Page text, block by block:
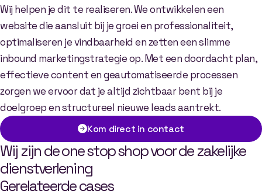
Wij helpen je dit te realiseren. We ontwikkelen een
website die aansluit bij je groei en professionaliteit,
optimaliseren je vindbaarheid en zetten een slimme
inbound marketingstrategie op. Met een doordacht plan,
effectieve content en geautomatiseerde processen
zorgen we ervoor dat je altijd zichtbaar bent bij je
doelgroep en structureel nieuwe leads aantrekt.
Kom direct in contact
Wij zijn de one stop shop voor de zakelijke
dienstverlening
Gerelateerde cases